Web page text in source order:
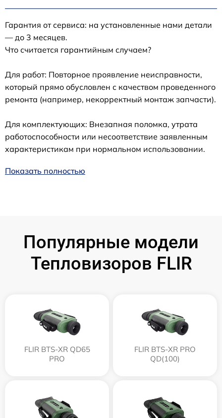
Гарантия от сервиса: на установленные нами детали
— до 3 месяцев.
Что считается гарантийным случаем?
Для работ: Повторное проявление неисправности,
который прямо обусловлен с качеством проведенного
ремонта (например, некорректный монтаж запчасти).
Для комплектующих: Внезапная поломка, утрата
работоспособности или несоответствие заявленным
характеристикам при нормальном использовании.
Показать полностью
Популярные модели
Тепловизоров FLIR
FLIR BTS-XR QD65
PRO
FLIR BTS-XR PRO
QD(100)